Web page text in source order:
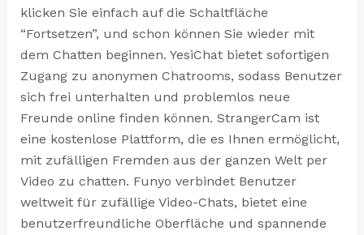
klicken Sie einfach auf die Schaltfläche
“Fortsetzen”, und schon können Sie wieder mit
dem Chatten beginnen. YesiChat bietet sofortigen
Zugang zu anonymen Chatrooms, sodass Benutzer
sich frei unterhalten und problemlos neue
Freunde online finden können. StrangerCam ist
eine kostenlose Plattform, die es Ihnen ermöglicht,
mit zufälligen Fremden aus der ganzen Welt per
Video zu chatten. Funyo verbindet Benutzer
weltweit für zufällige Video-Chats, bietet eine
benutzerfreundliche Oberfläche und spannende